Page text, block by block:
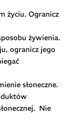
życiu. Ogranicz
żywienia.
ogranicz jego
słoneczne.
Nie